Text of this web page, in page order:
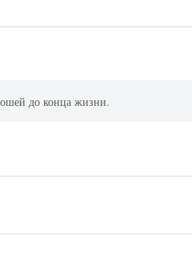
до конца жизни.